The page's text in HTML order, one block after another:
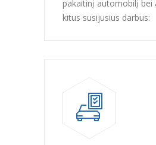
pakaitinį automobilį bei
kitus susijusius darbus: